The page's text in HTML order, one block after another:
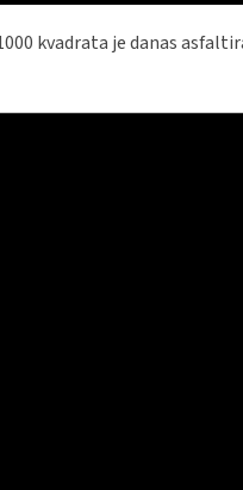
kvadrata je danas